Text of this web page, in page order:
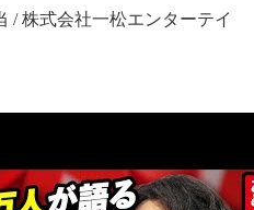
/ 株式会社一松エンターテイ